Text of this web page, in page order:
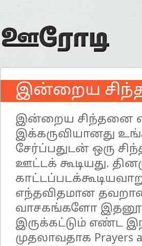
இன்றைய
இன்றைய சிந்தனை
இக்கருவியானது
சேர்ப்பதுடன் ஒரு
ஊட்டக் கூடியது.
எந்தவிதமான
வாசகங்களோ
இருக்கட்டும் எண்ட
முதலாவதாக Prayers